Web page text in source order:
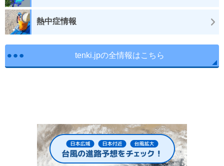
熱中症情報
tenki.jpの全情報はこちら